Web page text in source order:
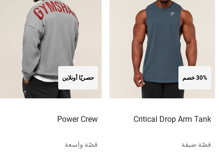
30% خصم
Critical Drop Arm Tank
قصّة ضيقة
حصريًا أونلاين
Power Crew
قصّة واسعة